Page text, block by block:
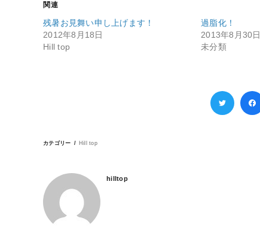
関連
残暑お見舞い申し上げます！
2012年8月18日
Hill top
過脂化！
2013年8月30日
未分類
カテゴリー Hill top
hilltop